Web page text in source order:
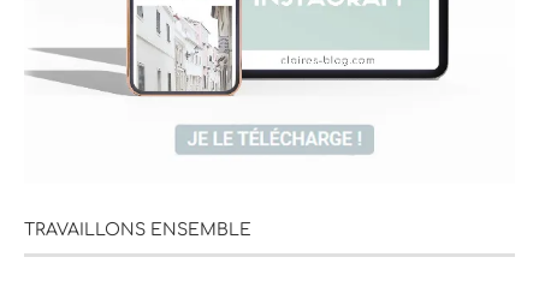
TRAVAILLONS ENSEMBLE